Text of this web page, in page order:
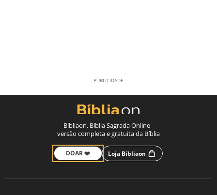
Bíbliaon, Bíblia Sagrada Online -
versão completa e gratuita da Bíblia
DOAR ❤️ Loja Bíbliaon